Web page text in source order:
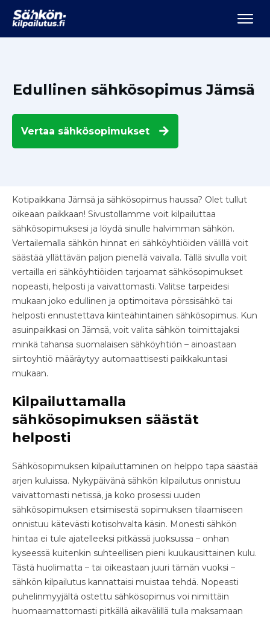
Edullinen sähkösopimus Jämsä
Vertaa sähkösopimukset
Kotipaikkana Jämsä ja sähkösopimus haussa? Olet tullut
oikeaan paikkaan! Sivustollamme voit kilpailuttaa
sähkösopimuksesi ja löydä sinulle halvimman sähkön.
Vertailemalla sähkön hinnat eri sähköyhtiöiden välillä voit
säästää yllättävän paljon pienellä vaivalla. Tällä sivulla voit
vertailla eri sähköyhtiöiden tarjoamat sähkösopimukset
nopeasti, helposti ja vaivattomasti. Valitse tarpeidesi
mukaan joko edullinen ja optimoitava pörssisähkö tai
helposti ennustettava kiinteähintainen sähkösopimus. Kun
asuinpaikkasi on Jämsä, voit valita sähkön toimittajaksi
minkä tahansa suomalaisen sähköyhtiön – ainoastaan
siirtoyhtiö määräytyy automaattisesti paikkakuntasi
mukaan.
Kilpailuttamalla
sähkösopimuksen säästät
helposti
Sähkösopimuksen kilpailuttaminen on helppo tapa säästää
arjen kuluissa. Nykypäivänä sähkön kilpailutus onnistuu
vaivattomasti netissä, ja koko prosessi uuden
sähkösopimuksen etsimisestä sopimuksen tilaamiseen
onnistuu kätevästi kotisohvalta käsin. Monesti sähkön
hintaa ei tule ajatelleeksi pitkässä juoksussa – onhan
kyseessä kuitenkin suhteellisen pieni kuukausittainen kulu.
Tästä huolimatta – tai oikeastaan juuri tämän vuoksi –
sähkön kilpailutus kannattaisi muistaa tehdä. Nopeasti
puhelinmyyjältä ostettu sähkösopimus voi nimittäin
huomaamattomasti pitkällä aikavälillä tulla maksamaan